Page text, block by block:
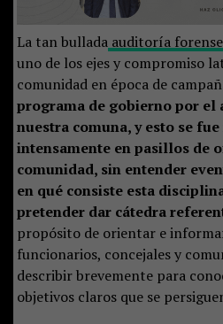
La tan bulladaauditoría forense
uno de los ejes y compromiso
comunidad en época de
programa de gobierno por el
nuestra comuna, y esto se
intensamente en pasillos de
comunidad, sin entender
en qué consiste esta
pretender dar cátedra
propósito de orientar e
funcionarios, concejales y
describir brevemente para
objetivos claros que se